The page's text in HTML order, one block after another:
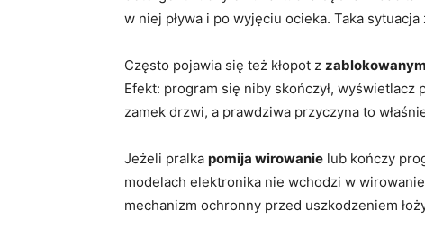
w niej pływa i po wyjęciu ocieka. Taka
Często pojawia się też kłopot z
Efekt: program się niby skończył, wyświetlacz
zamek drzwi, a prawdziwa przyczyna to
Jeżeli pralka pomija wirowanie lub kończy
modelach elektronika nie wchodzi w
mechanizm ochronny przed uszkodzeniem